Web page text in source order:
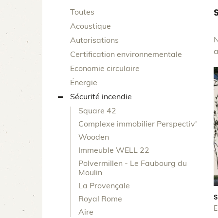
Toutes
Acoustique
Autorisations
Certification environnementale
Economie circulaire
Énergie
Sécurité incendie
Square 42
Complexe immobilier Perspectiv'
Wooden
Immeuble WELL 22
Polvermillen - Le Faubourg du
Moulin
La Provençale
Royal Rome
Aire